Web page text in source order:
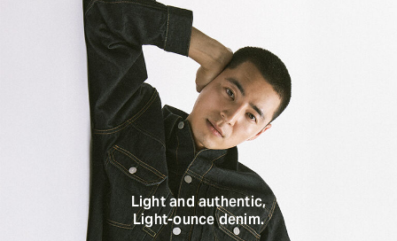
Light and authentic,
Light-ounce denim.